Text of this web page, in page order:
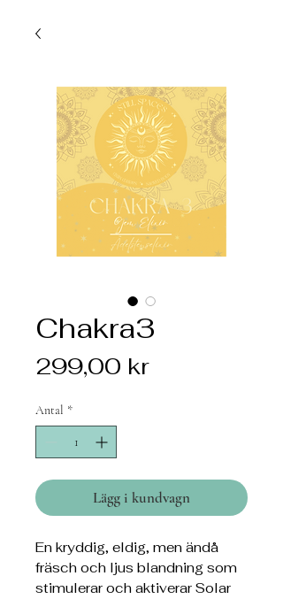
Chakra3
299,00 krPris
Antal *
Lägg i kundvagn
En kryddig, eldig, men ändå
fräsch och ljus blandning som
stimulerar och aktiverar Solar